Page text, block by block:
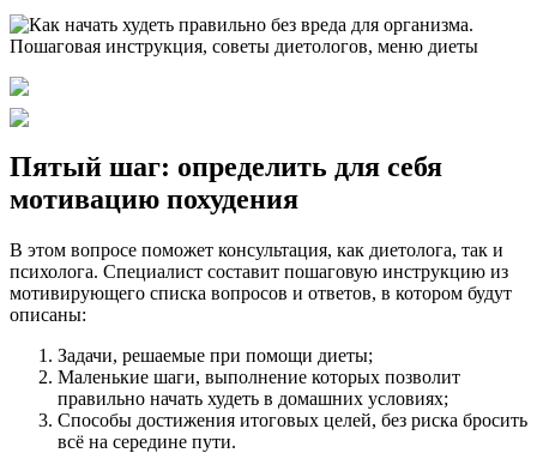
Пятый шаг: определить для себя
мотивацию похудения
В этом вопросе поможет консультация, как диетолога, так и
психолога. Специалист составит пошаговую инструкцию из
мотивирующего списка вопросов и ответов, в котором будут
описаны:
Задачи, решаемые при помощи диеты;
Маленькие шаги, выполнение которых позволит
правильно начать худеть в домашних условиях;
Способы достижения итоговых целей, без риска бросить
всё на середине пути.